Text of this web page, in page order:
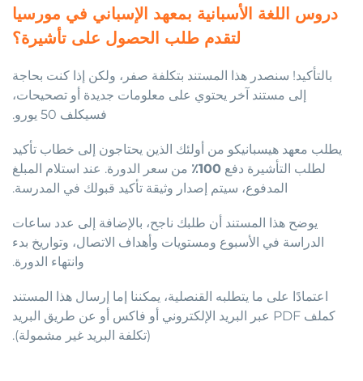
دروس اللغة الأسبانية بمعهد الإسباني في مورسيا
لتقدم طلب الحصول على تأشيرة؟
بالتأكيد! سنصدر هذا المستند بتكلفة صفر، ولكن إذا كنت بحاجة
إلى مستند آخر يحتوي على معلومات جديدة أو تصحيحات،
فسيكلف 50 يورو.
يطلب معهد هيسبانيكو من أولئك الذين يحتاجون إلى خطاب تأكيد
لطلب التأشيرة دفع 100٪ من سعر الدورة. عند استلام المبلغ
المدفوع، سيتم إصدار وثيقة تأكيد قبولك في المدرسة.
يوضح هذا المستند أن طلبك ناجح، بالإضافة إلى عدد ساعات
الدراسة في الأسبوع ومستويات وأهداف الاتصال، وتواريخ بدء
وانتهاء الدورة.
اعتمادًا على ما يتطلبه القنصلية، يمكننا إما إرسال هذا المستند
كملف PDF عبر البريد الإلكتروني أو فاكس أو عن طريق البريد
(تكلفة البريد غير مشمولة).